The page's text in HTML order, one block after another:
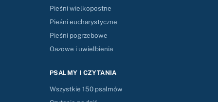
Pieśni wielkopostne
Pieśni eucharystyczne
Pieśni pogrzebowe
Oazowe i uwielbienia
PSALMY I CZYTANIA
Wszystkie 150 psalmów